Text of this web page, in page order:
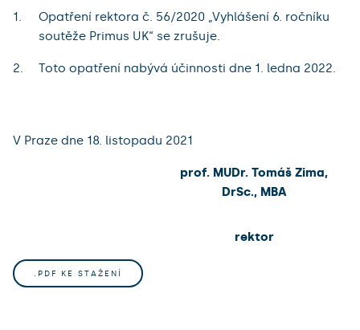
Opatření rektora č. 56/2020 „Vyhlášení 6. ročníku
soutěže Primus UK“ se zrušuje.
Toto opatření nabývá účinnosti dne 1. ledna 2022.
V Praze dne 18. listopadu 2021
prof. MUDr. Tomáš Zima,
DrSc., MBA
rektor
.PDF KE STAŽENÍ